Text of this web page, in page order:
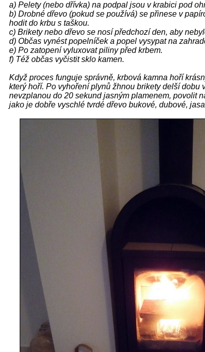
a) Pelety (nebo dřívka) na podpal jsou v krabici pod
b) Drobné dřevo (pokud se používá) se přinese v
hodit do krbu s taškou.
c) Brikety nebo dřevo se nosí předchozí den, aby
d) Občas vynést popelníček a popel vysypat na
e) Po zatopení vyluxovat piliny před krbem.
f) Též občas vyčistit sklo kamen.
Když proces funguje správně, krbová kamna hoří
který hoří. Po vyhoření plynů žhnou brikety delší
nevzplanou do 20 sekund jasným plamenem, povolit
jako je dobře vyschlé tvrdé dřevo bukové, dubové,